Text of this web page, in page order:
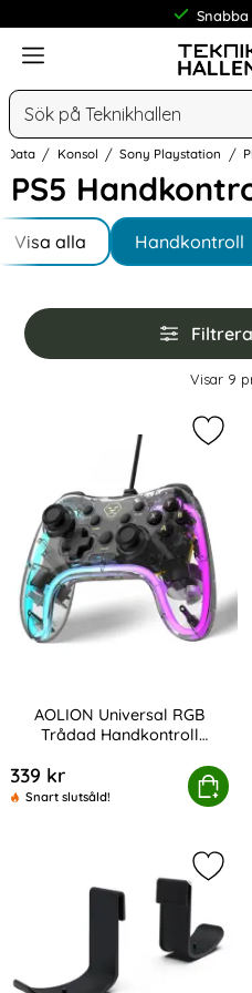
Frakt
Meny
Sök
Data Konsol Sony Playstation
PS5
Hoppa
till
produkter
Underkategorier
Visa alla
I Playstation 5 Tillbehör
Handkontroll
Hoppa
över
filtersektionen
Filtrera & sortera
Visar 9
AOLION Universal RGB
Trådad Handkontroll
339 kr
Snart slutsåld!
Köp
Universal RGB Trådad